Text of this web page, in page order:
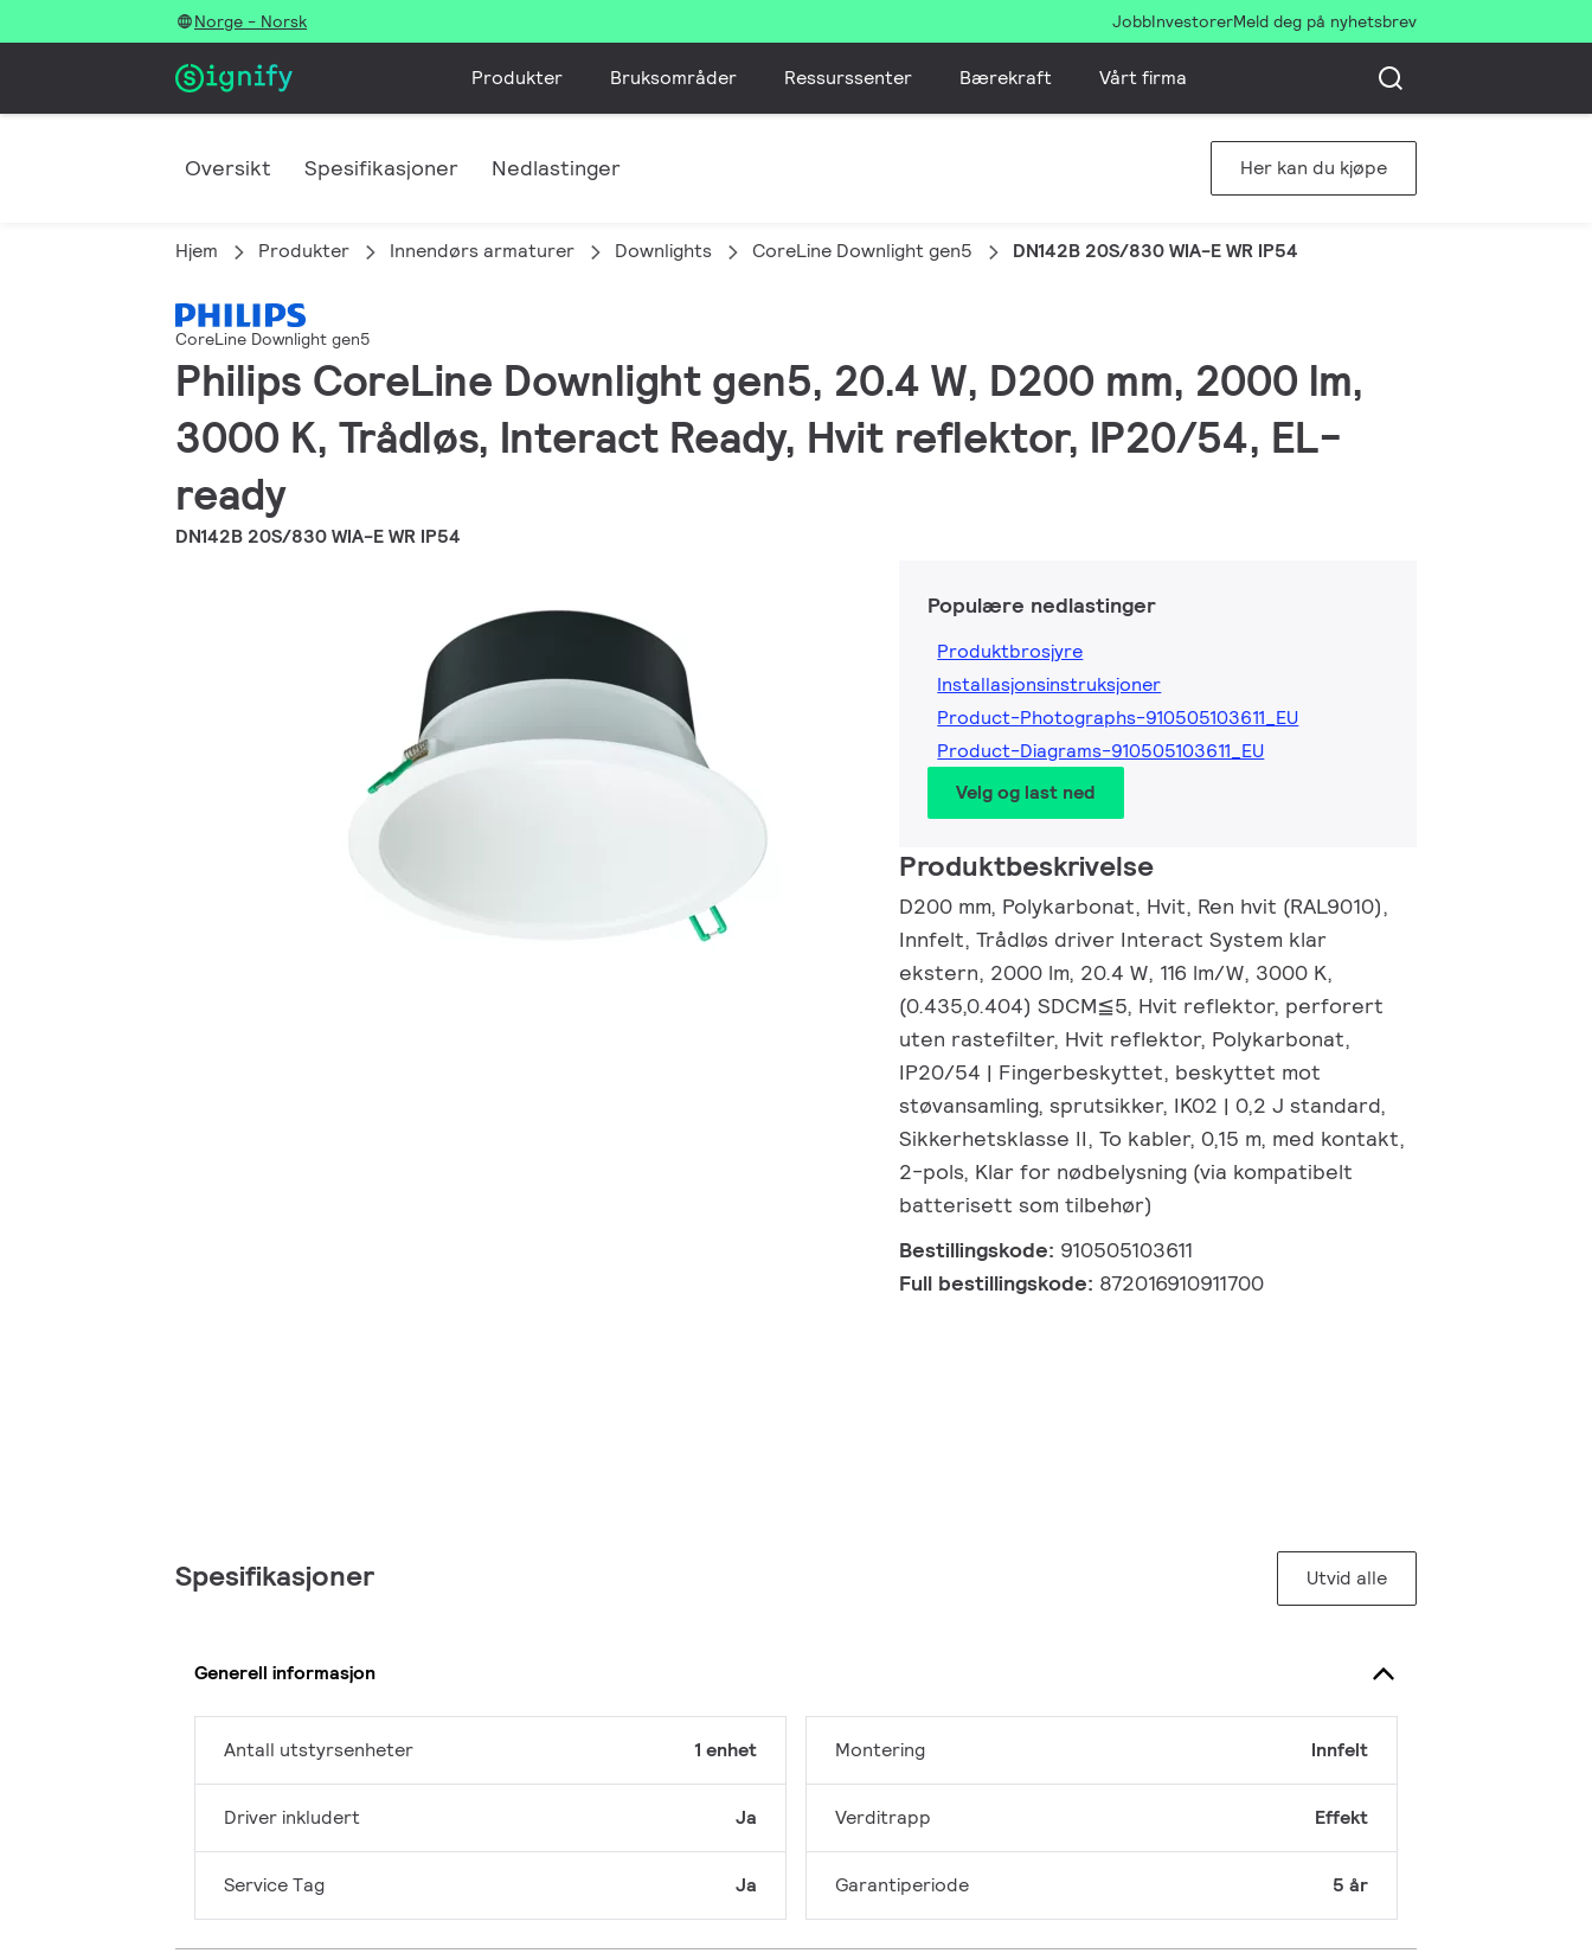
Norge - Norsk JobbInvestorerMeld deg på nyhetsbrev
Produkter Bruksområder Ressurssenter Bærekraft Vårt firma
Oversikt Spesifikasjoner Nedlastinger Her kan du kjøpe
Hjem Produkter Innendørs armaturer Downlights CoreLine Downlight gen5 DN142B 20S/830 WIA-E WR IP54
CoreLine Downlight gen5
Philips CoreLine Downlight gen5, 20.4 W, D200 mm, 2000 lm,
3000 K, Trådløs, Interact Ready, Hvit reflektor, IP20/54, EL-
ready
DN142B 20S/830 WIA-E WR IP54
Populære nedlastinger
Produktbrosjyre
Installasjonsinstruksjoner
Product-Photographs-910505103611_EU
Product-Diagrams-910505103611_EU
Velg og last ned
Produktbeskrivelse
D200 mm, Polykarbonat, Hvit, Ren hvit (RAL9010),
Innfelt, Trådløs driver Interact System klar
ekstern, 2000 lm, 20.4 W, 116 lm/W, 3000 K,
(0.435,0.404) SDCM≦5, Hvit reflektor, perforert
uten rastefilter, Hvit reflektor, Polykarbonat,
IP20/54 | Fingerbeskyttet, beskyttet mot
støvansamling, sprutsikker, IK02 | 0,2 J standard,
Sikkerhetsklasse II, To kabler, 0,15 m, med kontakt,
2-pols, Klar for nødbelysning (via kompatibelt
batterisett som tilbehør)
Bestillingskode: 910505103611
Full bestillingskode: 872016910911700
Spesifikasjoner Utvid alle
Generell informasjon
Antall utstyrsenheter 1 enhet
Driver inkludert Ja
Service Tag Ja
Montering Innfelt
Verditrapp Effekt
Garantiperiode 5 år